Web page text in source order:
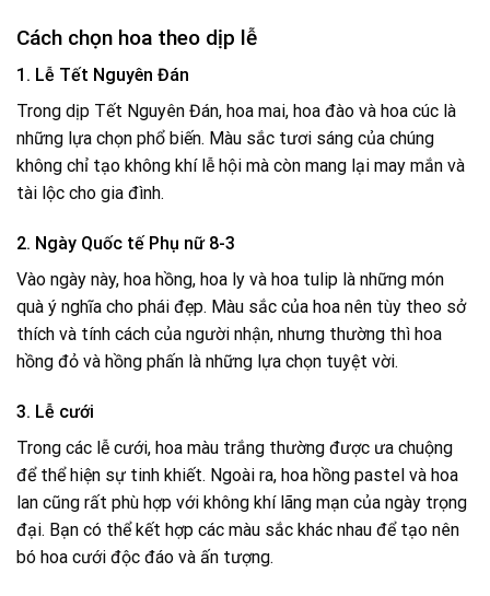
Cách chọn hoa theo dịp lễ
1. Lễ Tết Nguyên Đán
Trong dịp Tết Nguyên Đán, hoa mai, hoa đào và hoa cúc là
những lựa chọn phổ biến. Màu sắc tươi sáng của chúng
không chỉ tạo không khí lễ hội mà còn mang lại may mắn và
tài lộc cho gia đình.
2. Ngày Quốc tế Phụ nữ 8-3
Vào ngày này, hoa hồng, hoa ly và hoa tulip là những món
quà ý nghĩa cho phái đẹp. Màu sắc của hoa nên tùy theo sở
thích và tính cách của người nhận, nhưng thường thì hoa
hồng đỏ và hồng phấn là những lựa chọn tuyệt vời.
3. Lễ cưới
Trong các lễ cưới, hoa màu trắng thường được ưa chuộng
để thể hiện sự tinh khiết. Ngoài ra, hoa hồng pastel và hoa
lan cũng rất phù hợp với không khí lãng mạn của ngày trọng
đại. Bạn có thể kết hợp các màu sắc khác nhau để tạo nên
bó hoa cưới độc đáo và ấn tượng.